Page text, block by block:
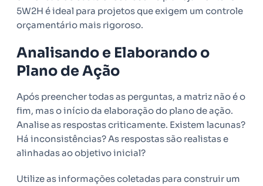
5W2H é ideal para projetos que exigem um controle
orçamentário mais rigoroso.
Analisando e Elaborando o
Plano de Ação
Após preencher todas as perguntas, a matriz não é o
fim, mas o início da elaboração do plano de ação.
Analise as respostas criticamente. Existem lacunas?
Há inconsistências? As respostas são realistas e
alinhadas ao objetivo inicial?
Utilize as informações coletadas para construir um